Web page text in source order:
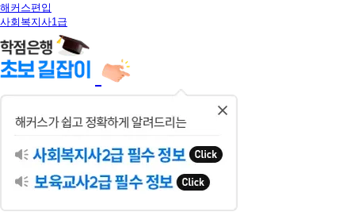
해커스편입
사회복지사1급